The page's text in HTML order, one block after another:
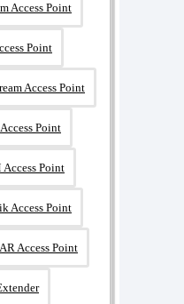
Access Point
Point
Access Point
Point
Access Point
Access Point
Access Point